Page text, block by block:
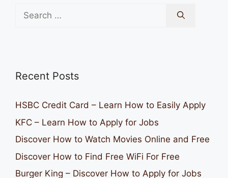
Search
for:
Recent Posts
HSBC Credit Card – Learn How to Easily Apply
KFC – Learn How to Apply for Jobs
Discover How to Watch Movies Online and Free
Discover How to Find Free WiFi For Free
Burger King – Discover How to Apply for Jobs